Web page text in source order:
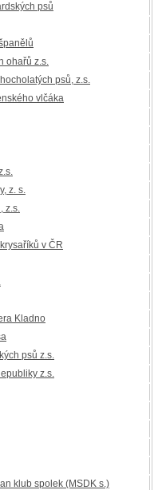
psů
ohařů z.s.
psů, z.s.
vlčáka
z. s.
z.s.
v ČR
Kladno
psů z.s.
z.s.
klub spolek (MSDK s.)